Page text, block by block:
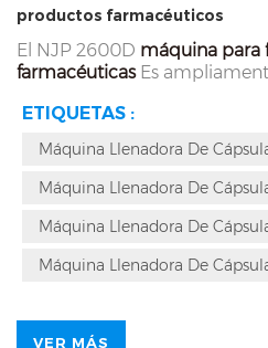
productos farmacéuticos
El NJP 2600D máquina para
farmacéuticas Es
satisfechos con su alta
estabilidad. La máquina
cápsulas de polvo, con una
cápsulas por hora, mejora
una calidad estable del
gama de aplicaciones para
ETIQUETAS :
Máquina Llenadora De
Máquina Llenadora De
Máquina Llenadora De
Máquina Llenadora De
VER MÁS